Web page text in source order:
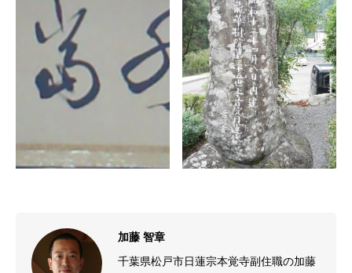
加藤 智章
千葉県松戸市日蓮宗本覚寺副住職の加藤